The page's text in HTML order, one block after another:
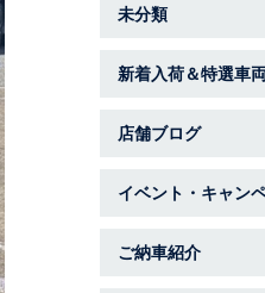
未分類
新着入荷＆特選車
店舗ブログ
イベント・キャン
ご納車紹介